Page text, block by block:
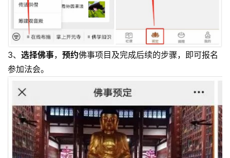
3、 选择佛事， 预约佛事项目及完成后续的步骤，即可报名
参加法会。